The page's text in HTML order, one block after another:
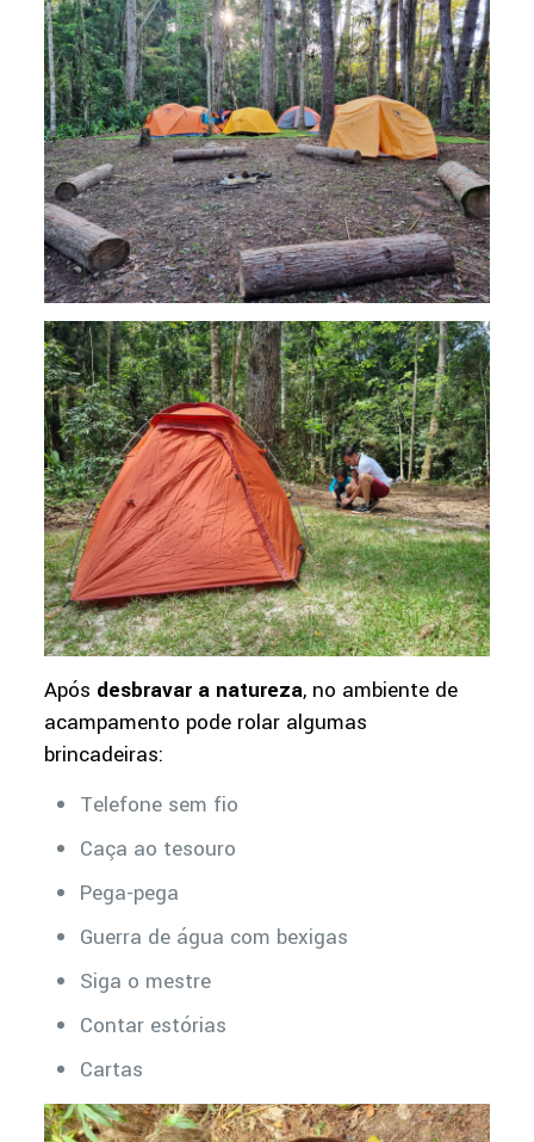
Após desbravar a natureza, no ambiente de
acampamento pode rolar algumas
brincadeiras:
Telefone sem fio
Caça ao tesouro
Pega-pega
Guerra de água com bexigas
Siga o mestre
Contar estórias
Cartas